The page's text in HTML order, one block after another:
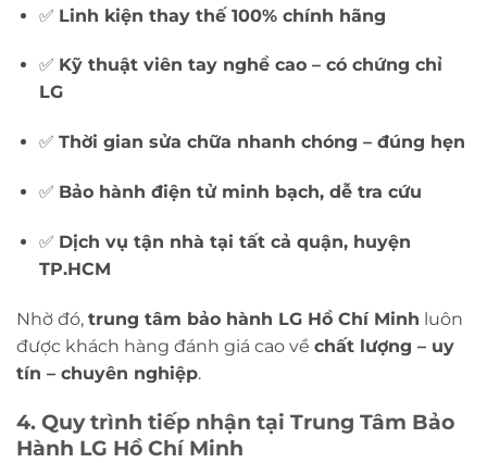
✅ Linh kiện thay thế 100% chính hãng
✅ Kỹ thuật viên tay nghề cao – có chứng chỉ
LG
✅ Thời gian sửa chữa nhanh chóng – đúng hẹn
✅ Bảo hành điện tử minh bạch, dễ tra cứu
✅ Dịch vụ tận nhà tại tất cả quận, huyện
TP.HCM
Nhờ đó, trung tâm bảo hành LG Hồ Chí Minh luôn
được khách hàng đánh giá cao về chất lượng – uy
tín – chuyên nghiệp.
4. Quy trình tiếp nhận tại Trung Tâm Bảo
Hành LG Hồ Chí Minh